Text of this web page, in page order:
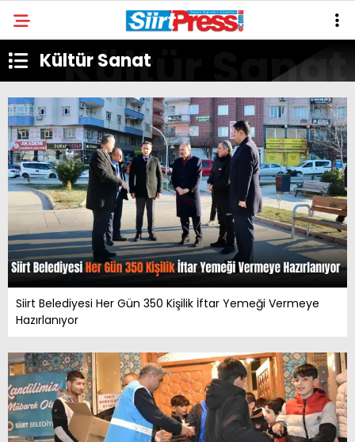
Kültür Sanat
Siirt Belediyesi Her Gün 350 Kişilik İftar Yemeği Vermeye
Hazırlanıyor